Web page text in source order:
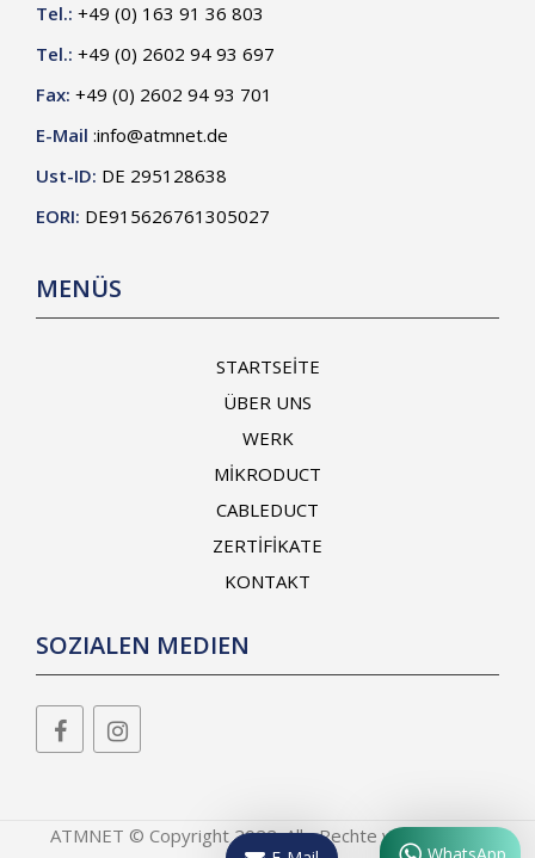
Tel.: +49 (0) 163 91 36 803
Tel.: +49 (0) 2602 94 93 697
Fax: +49 (0) 2602 94 93 701
E-Mail :info@atmnet.de
Ust-ID: DE 295128638
EORI: DE915626761305027
MENÜS
STARTSEİTE
ÜBER UNS
WERK
MİKRODUCT
CABLEDUCT
ZERTİFİKATE
KONTAKT
SOZIALEN MEDIEN
ATMNET © Copyright 2022. Alle Rechte vorbehalten.